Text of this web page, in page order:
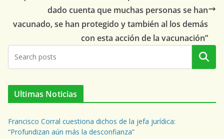
dado cuenta que muchas personas se han
vacunado, se han protegido y también al los demás
con esta acción de la vacunación”
Buscar
Ultimas Noticias
Francisco Corral cuestiona dichos de la jefa jurídica:
“Profundizan aún más la desconfianza”